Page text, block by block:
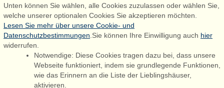
booking@admiralstrand.com
+45 70 60 87 78
Følg os på: Facebook
Unten können Sie wählen, alle Cookies zuzulassen oder wählen Sie,
welche unserer optionalen Cookies Sie akzeptieren möchten.
Lesen Sie mehr über unsere Cookie- und
Datenschutzbestimmungen .Sie können Ihre Einwilligung auch hier
widerrufen.
Notwendige: Diese Cookies tragen dazu bei, dass unsere
Webseite funktioniert, indem sie grundlegende Funktionen,
wie das Erinnern an die Liste der Lieblingshäuser,
aktivieren.